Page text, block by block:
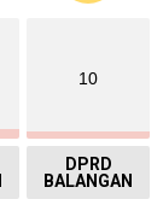
10
DPRD
BALANGAN